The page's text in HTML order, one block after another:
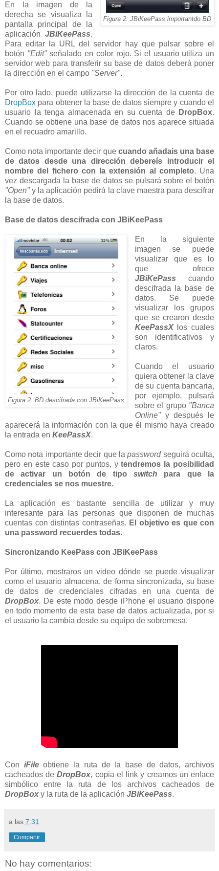
Figura 2: JBiKeePass importantdo BD
En la imagen de la
derecha se visualiza la
pantalla principal de la
aplicaciónJBiKeePass.
Para editar la URL del servidor hay que pulsar sobre el
botón "Edit"señalado en color rojo. Si el usuario utiliza un
servidor web para transferir su base de datos deberá poner
la dirección en el campo "Server".
Por otro lado, puede utilizarse la dirección de la cuenta de
DropBox para obtener la base de datos siempre y cuando el
usuario la tenga almacenada en su cuenta de DropBox.
Cuando se obtiene una base de datos nos aparece situada
en el recuadro amarillo.
Como nota importante decir que cuando añadais una base
de datos desde una dirección debereís introducir el
nombre del fichero con la extensión al completo. Una
vez descargada la base de datos se pulsará sobre el botón
"Open" y la aplicación pedirá la clave maestra para descifrar
la base de datos.
Base de datos descifrada con JBiKeePass
Figura 2: BD descifrada con JBiKeePass
En la siguiente
imagen se puede
visualizar que es lo
que ofrece
JBiKePass cuando
descifrada la base de
datos. Se puede
visualizar los grupos
que se crearon desde
KeePassXlos cuales
son identificativos y
claros.
Cuando el usuario
quiera obtener la clave
de su cuenta bancaria,
por ejemplo, pulsará
sobre el grupo "Banca
Online"y después le
aparecerá la información con la que él mismo haya creado
la entrada en KeePassX.
Como nota importante decir que lapassword seguirá oculta,
pero en este caso por puntos, ytendremos la posibilidad
de activar un botón de tipo switch para que la
credenciales se nos muestre.
La aplicación es bastante sencilla de utilizar y muy
interesante para las personas que disponen de muchas
cuentas con distintas contraseñas. El objetivo es que con
una password recuerdes todas.
Sincronizando KeePass con JBiKeePass
Por último, mostraros un video dónde se puede visualizar
como el usuario almacena, de forma sincronizada, su base
de datos de credenciales cifradas en una cuenta de
DropBox. De este modo desde iPhone el usuario dispone
en todo momento de esta base de datos actualizada, por si
el usuario la cambia desde su equipo de sobremesa.
Con iFile obtiene la ruta de la base de datos, archivos
cacheados deDropBox, copia el link y creamos un enlace
simbólico entre la ruta de los archivos cacheados de
DropBox y la ruta de la aplicación JBiKeePass.
a las 7:31
Compartir
No hay comentarios: